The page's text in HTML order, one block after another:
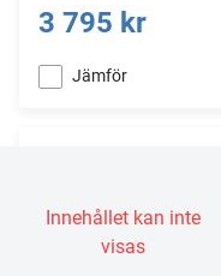
3 795 kr
Jämför
Innehållet kan inte
visas